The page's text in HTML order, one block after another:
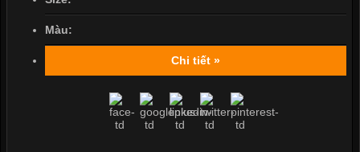
Màu:
Chi tiết »